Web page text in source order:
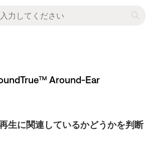
Around-Ear
生に関連しているかどうかを判断